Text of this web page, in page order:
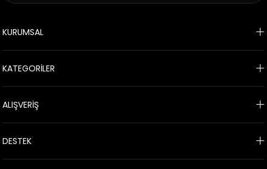
KURUMSAL
KATEGORİLER
ALIŞVERİŞ
DESTEK